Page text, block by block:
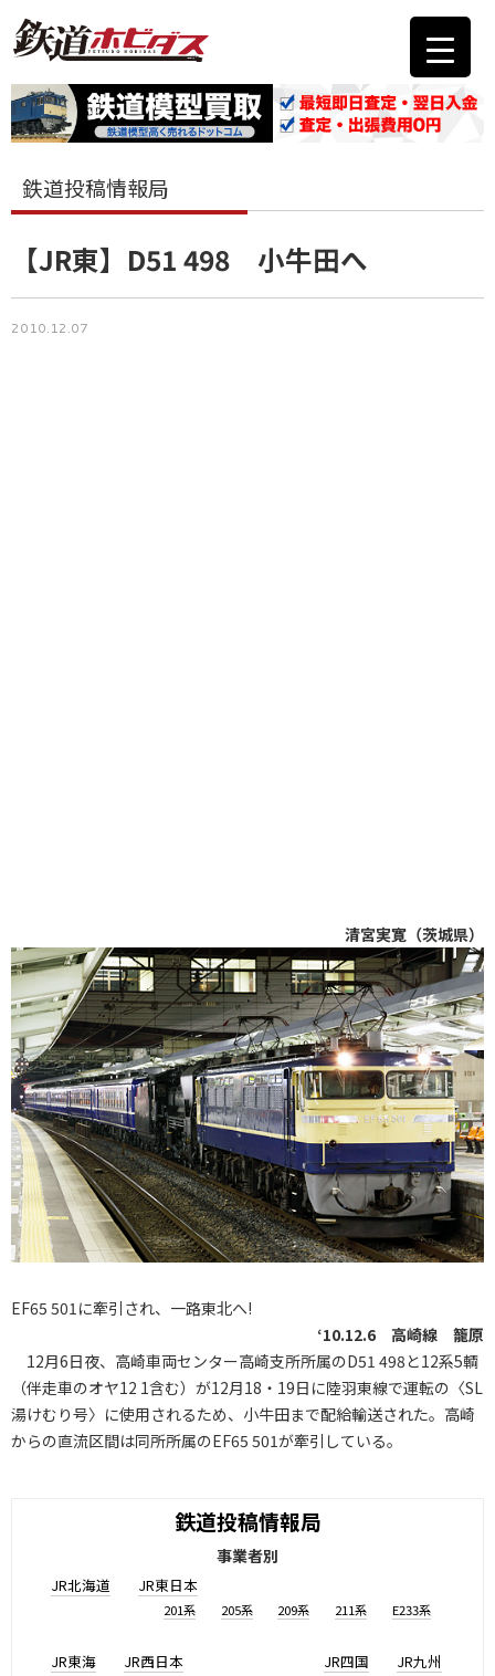
鉄道投稿情報局
【JR東】D51 498 小牛田へ
2010.12.07
清宮実寛（茨城県）
EF65 501に牽引され、一路東北へ!
‘10.12.6 高崎線 籠原
12月6日夜、高崎車両センター高崎支所所属のD51 498と12系5輌
（伴走車のオヤ12 1含む）が12月18・19日に陸羽東線で運転の〈SL
湯けむり号〉に使用されるため、小牛田まで配給輸送された。高崎
からの直流区間は同所所属のEF65 501が牽引している。
鉄道投稿情報局
事業者別
JR北海道 JR東日本
201系 205系 209系 211系 E233系
JR東海 JR西日本 JR四国 JR九州